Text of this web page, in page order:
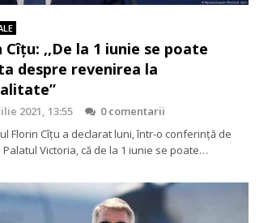
Cîțu: ,,De la 1 iunie se poate
despre revenirea la
2021, 13:55
0 comentarii
Florin Cîțu a declarat luni, într-o conferință de
Palatul Victoria, că de la 1 iunie se poate…